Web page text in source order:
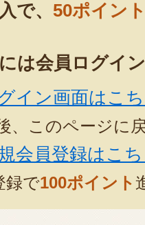
で、 50ポイン
は会員ログイ
イン画面はこ
、このページに
会員登録はこ
録で100ポイント